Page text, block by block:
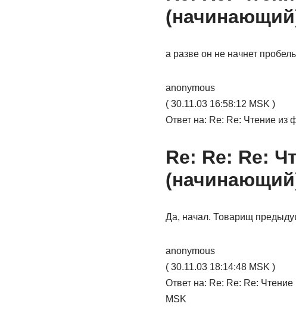
а разве он не начнет
anonymous
( 30.11.03 16:58:12 MSK )
Ответ на: Re: Re: Чтение из
Re: Re: Re:
Да, начал. Товарищ
anonymous
( 30.11.03 18:14:48 MSK )
Ответ на: Re: Re: Re:
MSK